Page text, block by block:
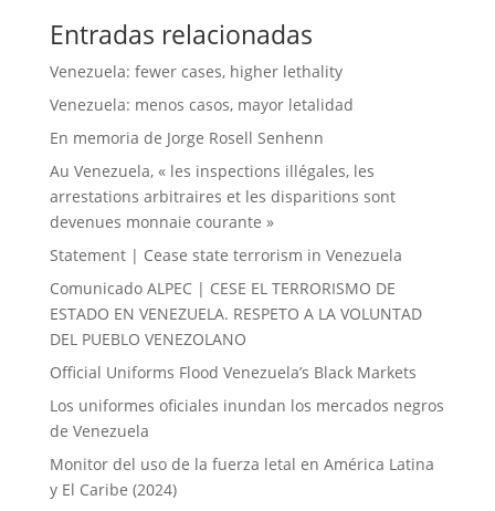
Entradas relacionadas
Venezuela: fewer cases, higher lethality
Venezuela: menos casos, mayor letalidad
En memoria de Jorge Rosell Senhenn
Au Venezuela, « les inspections illégales, les
arrestations arbitraires et les disparitions sont
devenues monnaie courante »
Statement | Cease state terrorism in Venezuela
Comunicado ALPEC | CESE EL TERRORISMO DE
ESTADO EN VENEZUELA. RESPETO A LA VOLUNTAD
DEL PUEBLO VENEZOLANO
Official Uniforms Flood Venezuela’s Black Markets
Los uniformes oficiales inundan los mercados negros
de Venezuela
Monitor del uso de la fuerza letal en América Latina
y El Caribe (2024)